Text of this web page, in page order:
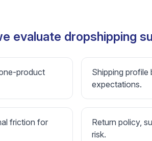
evaluate dropshipping
product
Shipping profile
expectations.
friction for
Return policy,
risk.